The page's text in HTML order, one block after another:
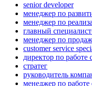
senior developer
менеджер по
менеджер по
главный
менеджер по
customer service
директор по работе
стратег
руководитель
менеджер по